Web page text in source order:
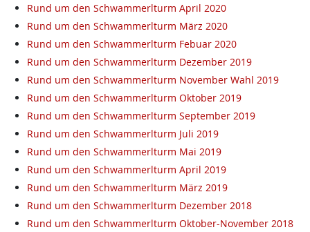
Rund um den Schwammerlturm April 2020
Rund um den Schwammerlturm März 2020
Rund um den Schwammerlturm Febuar 2020
Rund um den Schwammerlturm Dezember 2019
Rund um den Schwammerlturm November Wahl 2019
Rund um den Schwammerlturm Oktober 2019
Rund um den Schwammerlturm September 2019
Rund um den Schwammerlturm Juli 2019
Rund um den Schwammerlturm Mai 2019
Rund um den Schwammerlturm April 2019
Rund um den Schwammerlturm März 2019
Rund um den Schwammerlturm Dezember 2018
Rund um den Schwammerlturm Oktober-November 2018